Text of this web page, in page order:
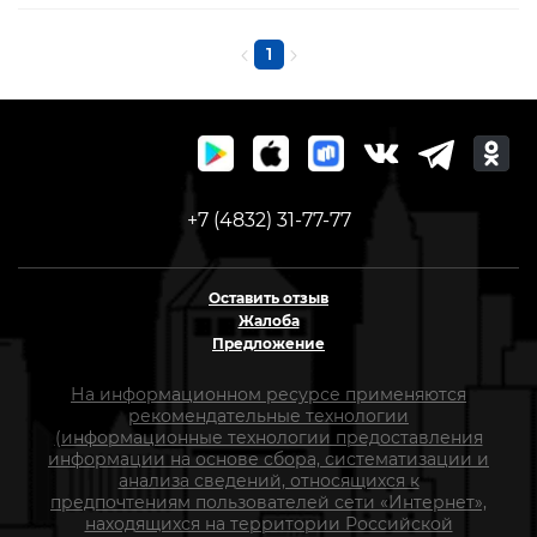
1
+7 (4832) 31-77-77
Оставить отзыв
Жалоба
Предложение
На информационном ресурсе применяются
рекомендательные технологии
(информационные технологии предоставления
информации на основе сбора, систематизации и
анализа сведений, относящихся к
предпочтениям пользователей сети «Интернет»,
находящихся на территории Российской